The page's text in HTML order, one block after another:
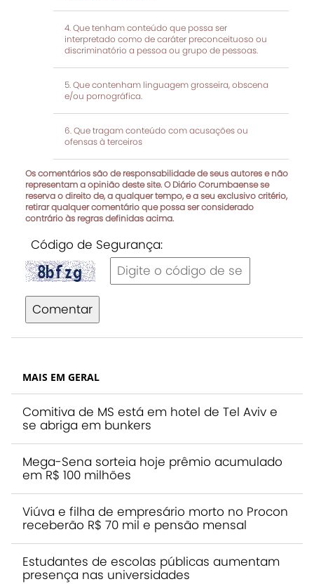
Que tenham conteúdo que possa ser
interpretado como de caráter preconceituoso ou
discriminatório a pessoa ou grupo de pessoas.
Que contenham linguagem grosseira, obscena
e/ou pornográfica.
Que tragam conteúdo com acusações ou
ofensas à terceiros
Os comentários são de responsabilidade de seus autores e não
representam a opinião deste site. O Diário Corumbaense se
reserva o direito de, a qualquer tempo, e a seu exclusivo critério,
retirar qualquer comentário que possa ser considerado
contrário às regras definidas acima.
Código de Segurança:
Comentar
MAIS EM GERAL
Comitiva de MS está em hotel de Tel Aviv e
se abriga em bunkers
Mega-Sena sorteia hoje prêmio acumulado
em R$ 100 milhões
Viúva e filha de empresário morto no Procon
receberão R$ 70 mil e pensão mensal
Estudantes de escolas públicas aumentam
presença nas universidades